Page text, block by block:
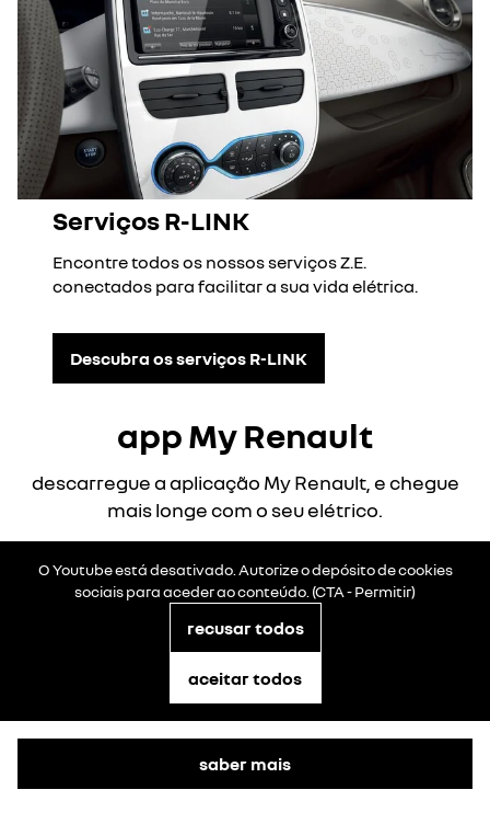
Serviços R-LINK
Encontre todos os nossos serviços Z.E.
conectados para facilitar a sua vida elétrica.
Descubra os serviços R-LINK
app My Renault
descarregue a aplicação My Renault, e chegue
mais longe com o seu elétrico.
O Youtube está desativado. Autorize o depósito de cookies
sociais para aceder ao conteúdo. (CTA - Permitir)
recusar todos
aceitar todos
saber mais